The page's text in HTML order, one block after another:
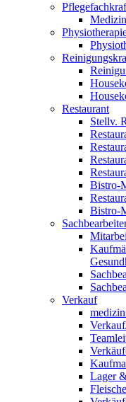
Restaurant
Stellv.
Bistro-
Bistro-
Verkauf
Lager